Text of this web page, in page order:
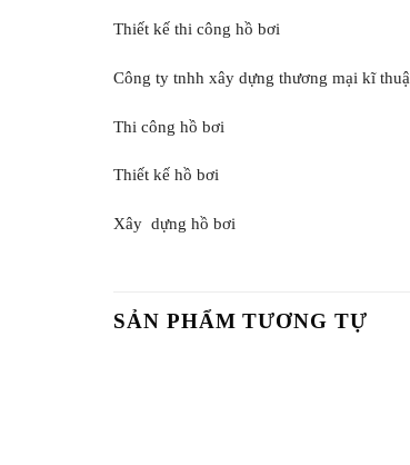
Thiết kế thi công hồ bơi
Công ty tnhh xây dựng thương mại kĩ
Thi công hồ bơi
Thiết kế hồ bơi
Xây dựng hồ bơi
SẢN PHẨM TƯƠNG TỰ